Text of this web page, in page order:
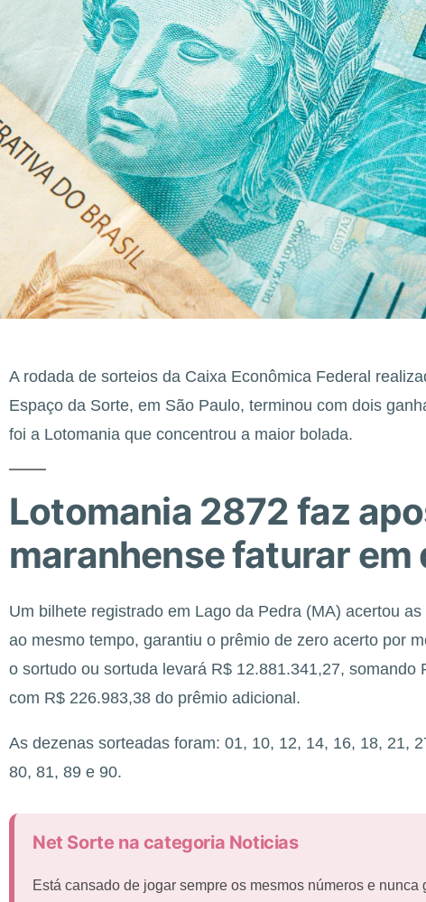
A rodada de sorteios da Caixa Econômica Federal
Espaço da Sorte, em São Paulo, terminou com dois
foi a Lotomania que concentrou a maior bolada.
Lotomania 2872 faz
maranhense faturar em
Um bilhete registrado em Lago da Pedra (MA) acertou
ao mesmo tempo, garantiu o prêmio de zero acerto por
o sortudo ou sortuda levará R$ 12.881.341,27, somando
com R$ 226.983,38 do prêmio adicional.
As dezenas sorteadas foram: 01, 10, 12, 14, 16, 18, 21,
80, 81, 89 e 90.
Net Sorte na categoria Noticias
Está cansado de jogar sempre os mesmos números e